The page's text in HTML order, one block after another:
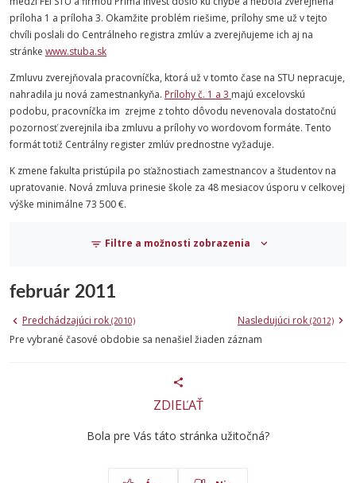
príloha 1 a príloha 3. Okamžite problém riešime, prílohy sme už v tejto
chvíli poslali do Centrálneho registra zmlúv a zverejňujeme ich aj na
stránke www.stuba.sk
Zmluvu zverejňovala pracovníčka, ktorá už v tomto čase na STU nepracuje,
nahradila ju nová zamestnankyňa. Prílohy č. 1 a 3 majú excelovskú
podobu, pracovníčka im zrejme z tohto dôvodu nevenovala dostatočnú
pozornosť zverejnila iba zmluvu a prílohy vo wordovom formáte. Tento
formát totiž Centrálny register zmlúv prednostne vyžaduje.
K zmene fakulta pristúpila po sťažnostiach zamestnancov a študentov na
upratovanie. Nová zmluva prinesie škole za 48 mesiacov úsporu v celkovej
výške minimálne 73 500 €.
Filtre a možnosti zobrazenia
február 2011
Predchádzajúci rok (2010) Nasledujúci rok (2012)
Pre vybrané časové obdobie sa nenašiel žiaden záznam
ZDIEĽAŤ
Bola pre Vás táto stránka užitočná?